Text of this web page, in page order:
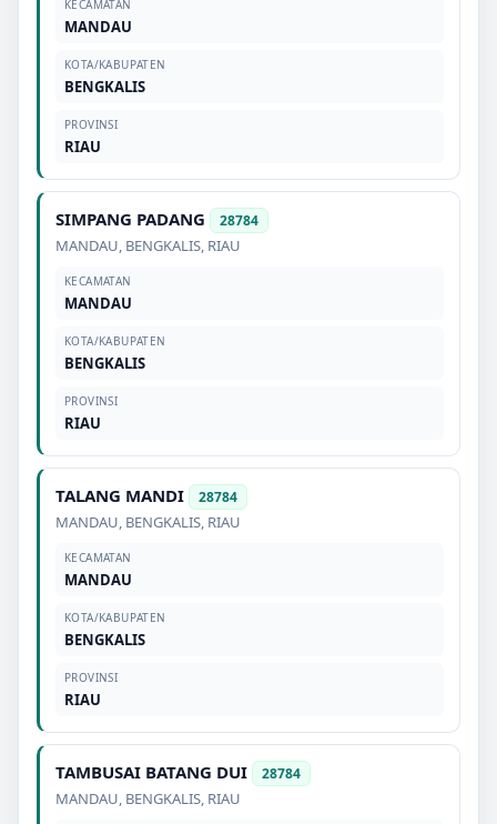
KECAMATAN
MANDAU
KOTA/KABUPATEN
BENGKALIS
PROVINSI
RIAU
SIMPANG PADANG 28784
MANDAU, BENGKALIS, RIAU
KECAMATAN
MANDAU
KOTA/KABUPATEN
BENGKALIS
PROVINSI
RIAU
TALANG MANDI 28784
MANDAU, BENGKALIS, RIAU
KECAMATAN
MANDAU
KOTA/KABUPATEN
BENGKALIS
PROVINSI
RIAU
TAMBUSAI BATANG DUI 28784
MANDAU, BENGKALIS, RIAU